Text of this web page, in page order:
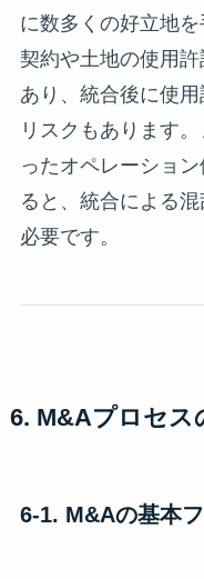
に数多くの好立地
契約や土地の使用
あり、統合後に使
リスクもあります
ったオペレーショ
ると、統合による
必要です。
6. M&Aプロセス
6-1. M&Aの基本